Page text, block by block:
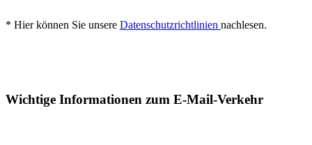
* Hier können Sie unsere Datenschutzrichtlinien nachlesen.
Wichtige Informationen zum E-Mail-Verkehr